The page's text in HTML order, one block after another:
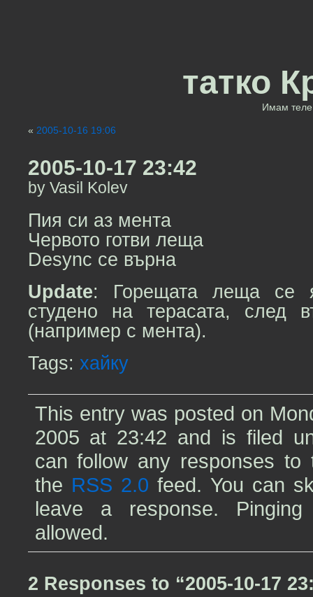
татко
Имам теле
« 2005-10-16 19:06
2005-10-17 23:42
by Vasil Kolev
Пия си аз мента
Червото готви леща
Desync се върна
Update: Горещата леща се
студено на терасата, след
(например с мента).
Tags: хайку
This entry was posted on
2005 at 23:42 and is filed
can follow any responses to
the RSS 2.0 feed. You can
leave a response.
allowed.
2 Responses to “2005-10-17